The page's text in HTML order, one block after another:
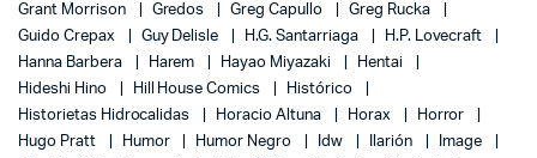
Grant Morrison
Gredos Greg Capullo
Greg Rucka
Guido Crepax
Guy Delisle H.G. Santarriaga
H.P. Lovecraft
Hanna Barbera
Harem Hayao Miyazaki
Hentai
Hideshi Hino
Hill House Comics
Histórico
Historietas Hidrocalidas
Horacio Altuna Horax
Horror
Hugo Pratt
Humor Humor Negro Idw Ilarión
Image